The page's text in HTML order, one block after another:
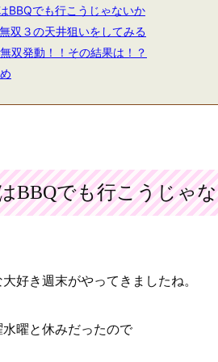
BBQでも行こうじゃないか
双３の天井狙いをしてみる
双発動！！その結果は！？
BBQでも行こうじゃ
好き週末がやってきましたね。
曜と休みだったので